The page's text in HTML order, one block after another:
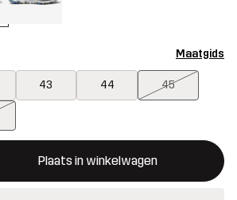
Maatgids
43 44 45
Plaats in winkelwagen
modal met de bevestiging van een